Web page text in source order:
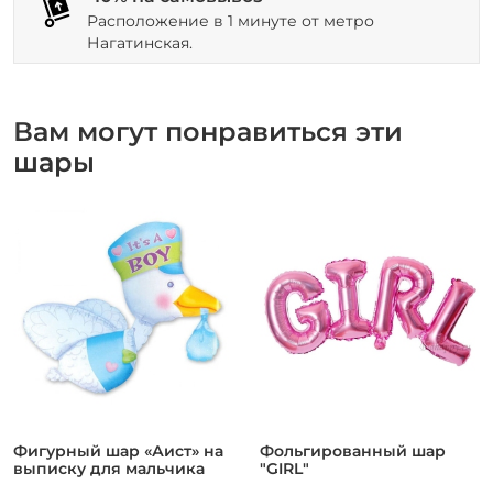
Расположение в 1 минуте от метро
Нагатинская.
Вам могут понравиться эти
шары
Фигурный шар «Аист» на
выписку для мальчика
Фольгированный шар
"GIRL"